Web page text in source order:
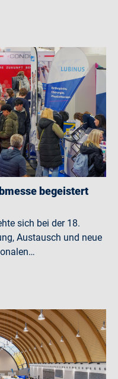
begeistert
sich bei der 18.
Austausch und neue